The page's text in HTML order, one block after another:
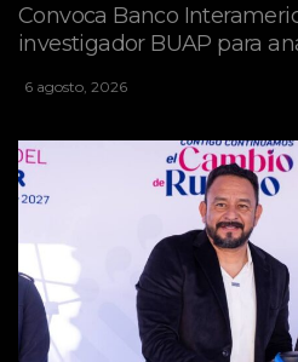
Convoca Banco
investigador BUAP para
6 agosto, 2026